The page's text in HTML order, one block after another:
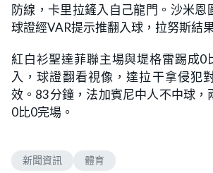
防線，卡里拉鏟入自己龍門。沙米恩
球證經VAR提示推翻入球，拉努斯結
紅白衫聖達菲聯主場與堤格雷踢成0
入，球證翻看視像，達拉干拿侵犯
效。83分鐘，法加賓尼中人不中球，
0比0完場。
新聞資訊 體育